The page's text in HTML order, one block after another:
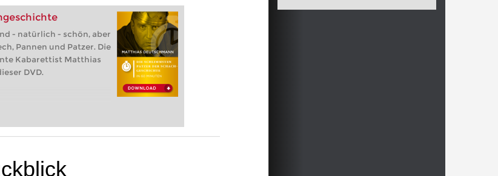
- natürlich - schön, aber
Pannen und Patzer. Die
Kabarettist Matthias
DVD.